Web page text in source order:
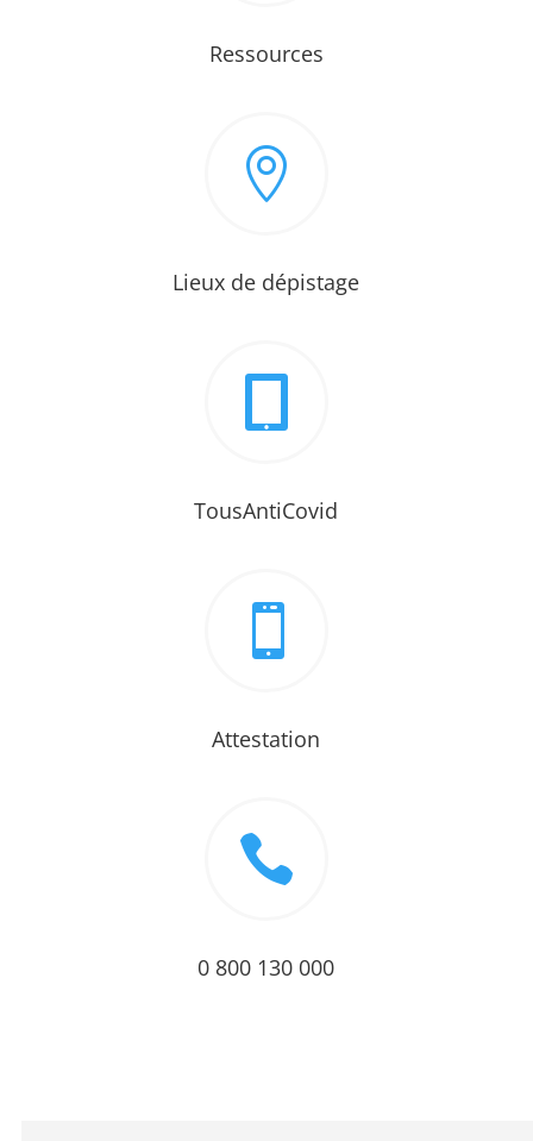
Ressources

Lieux de dépistage
TousAntiCovid

Attestation

0 800 130 000